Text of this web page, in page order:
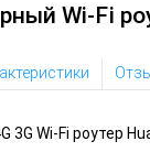
Wi-Fi